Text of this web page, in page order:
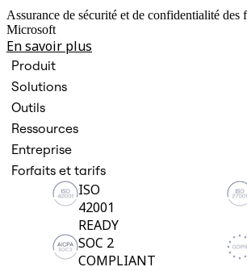
Assurance de sécurité et de confidentialité des
Microsoft
En savoir plus
Produit
Solutions
Outils
Ressources
Entreprise
Forfaits et tarifs
ISO
42001
READY
SOC 2
COMPLIANT